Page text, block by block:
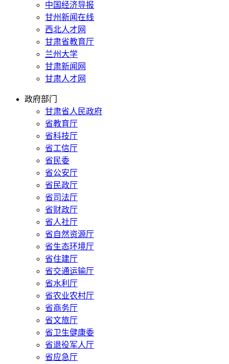
中国经济导报
甘州新闻在线
西北人才网
甘肃省教育厅
兰州大学
甘肃新闻网
甘肃人才网
政府部门
甘肃省人民政府
省教育厅
省科技厅
省工信厅
省民委
省公安厅
省民政厅
省司法厅
省财政厅
省人社厅
省自然资源厅
省生态环境厅
省住建厅
省交通运输厅
省水利厅
省农业农村厅
省商务厅
省文旅厅
省卫生健康委
省退役军人厅
省应急厅